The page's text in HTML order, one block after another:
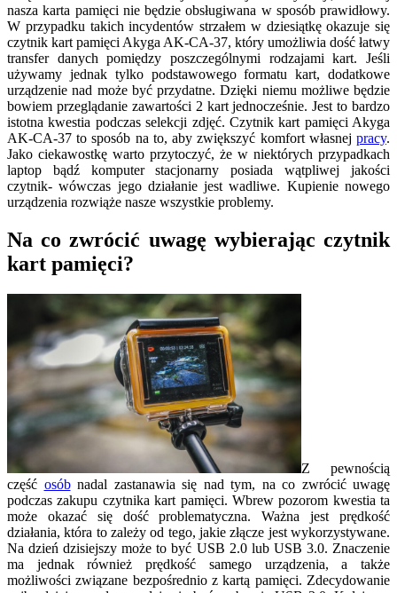
nasza karta pamięci nie będzie obsługiwana w sposób prawidłowy.
W przypadku takich incydentów strzałem w dziesiątkę okazuje się
czytnik kart pamięci Akyga AK-CA-37, który umożliwia dość łatwy
transfer danych pomiędzy poszczególnymi rodzajami kart. Jeśli
używamy jednak tylko podstawowego formatu kart, dodatkowe
urządzenie nad może być przydatne. Dzięki niemu możliwe będzie
bowiem przeglądanie zawartości 2 kart jednocześnie. Jest to bardzo
istotna kwestia podczas selekcji zdjęć. Czytnik kart pamięci Akyga
AK-CA-37 to sposób na to, aby zwiększyć komfort własnej pracy.
Jako ciekawostkę warto przytoczyć, że w niektórych przypadkach
laptop bądź komputer stacjonarny posiada wątpliwej jakości
czytnik- wówczas jego działanie jest wadliwe. Kupienie nowego
urządzenia rozwiąże nasze wszystkie problemy.
Na co zwrócić uwagę wybierając czytnik
kart pamięci?
Z pewnością
część osóbnadal zastanawia się nad tym, na co zwrócić uwagę
podczas zakupu czytnika kart pamięci. Wbrew pozorom kwestia ta
może okazać się dość problematyczna. Ważna jest prędkość
działania, która to zależy od tego, jakie złącze jest wykorzystywane.
Na dzień dzisiejszy może to być USB 2.0 lub USB 3.0. Znaczenie
ma jednak również prędkość samego urządzenia, a także
możliwości związane bezpośrednio z kartą pamięci. Zdecydowanie